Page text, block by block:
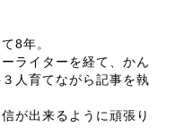
8年。
ライターを経て、かん
人育てながら記事を執
が出来るように頑張り